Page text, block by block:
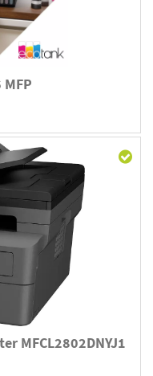
MFCL2802DNYJ1